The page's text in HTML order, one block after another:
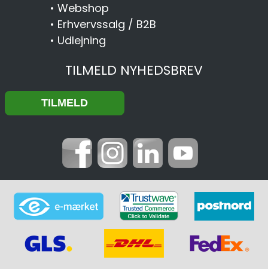
• Webshop
• Erhvervssalg / B2B
• Udlejning
TILMELD NYHEDSBREV